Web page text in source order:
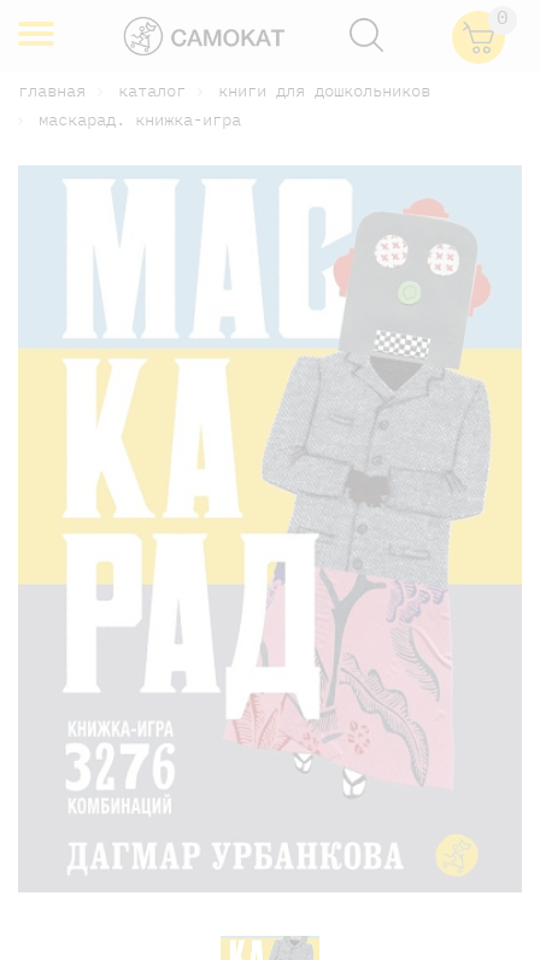
0
главная каталог
книги для дошкольников
маскарад. книжка-игра